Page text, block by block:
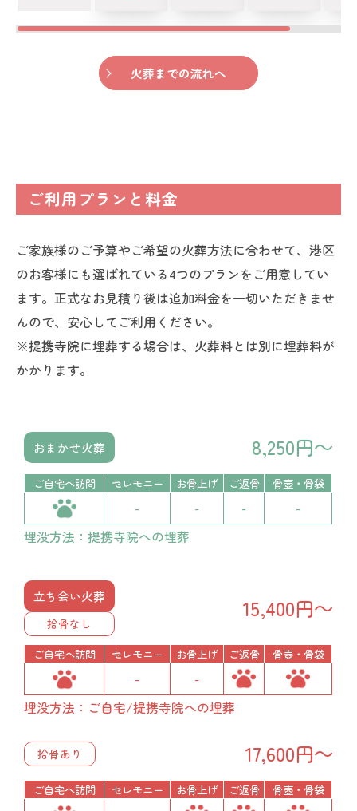
火葬までの流れへ
ご利用プランと料金
ご家族様のご予算やご希望の火葬方法に合わせて、港区
のお客様にも選ばれている4つのプランをご用意してい
ます。正式なお見積り後は追加料金を一切いただきませ
んので、安心してご利用ください。
※提携寺院に埋葬する場合は、火葬料とは別に埋葬料が
かかります。
おまかせ火葬 8,250円～
ご自宅へ訪問 セレモニー お骨上げ ご返骨
骨壺・骨袋
-
- - -
埋没方法：提携寺院への埋葬
立ち会い火葬
拾骨なし
15,400円～
ご自宅へ訪問 セレモニー お骨上げ ご返骨
骨壺・骨袋
-
-
埋没方法：ご自宅/提携寺院への埋葬
拾骨あり 17,600円～
ご自宅へ訪問 セレモニー お骨上げ ご返骨
骨壺・骨袋